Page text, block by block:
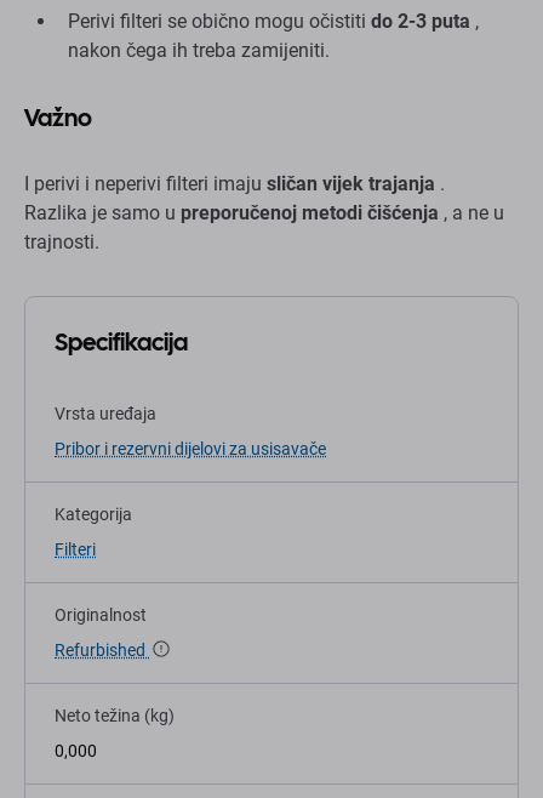
Perivi filteri se obično mogu očistiti do 2-3 puta ,
nakon čega ih treba zamijeniti.
Važno
I perivi i neperivi filteri imaju sličan vijek trajanja .
Razlika je samo u preporučenoj metodi čišćenja , a ne u
trajnosti.
Specifikacija
Vrsta uređaja
Pribor i rezervni dijelovi za usisavače
Kategorija
Filteri
Originalnost
Refurbished
Neto težina (kg)
0,000